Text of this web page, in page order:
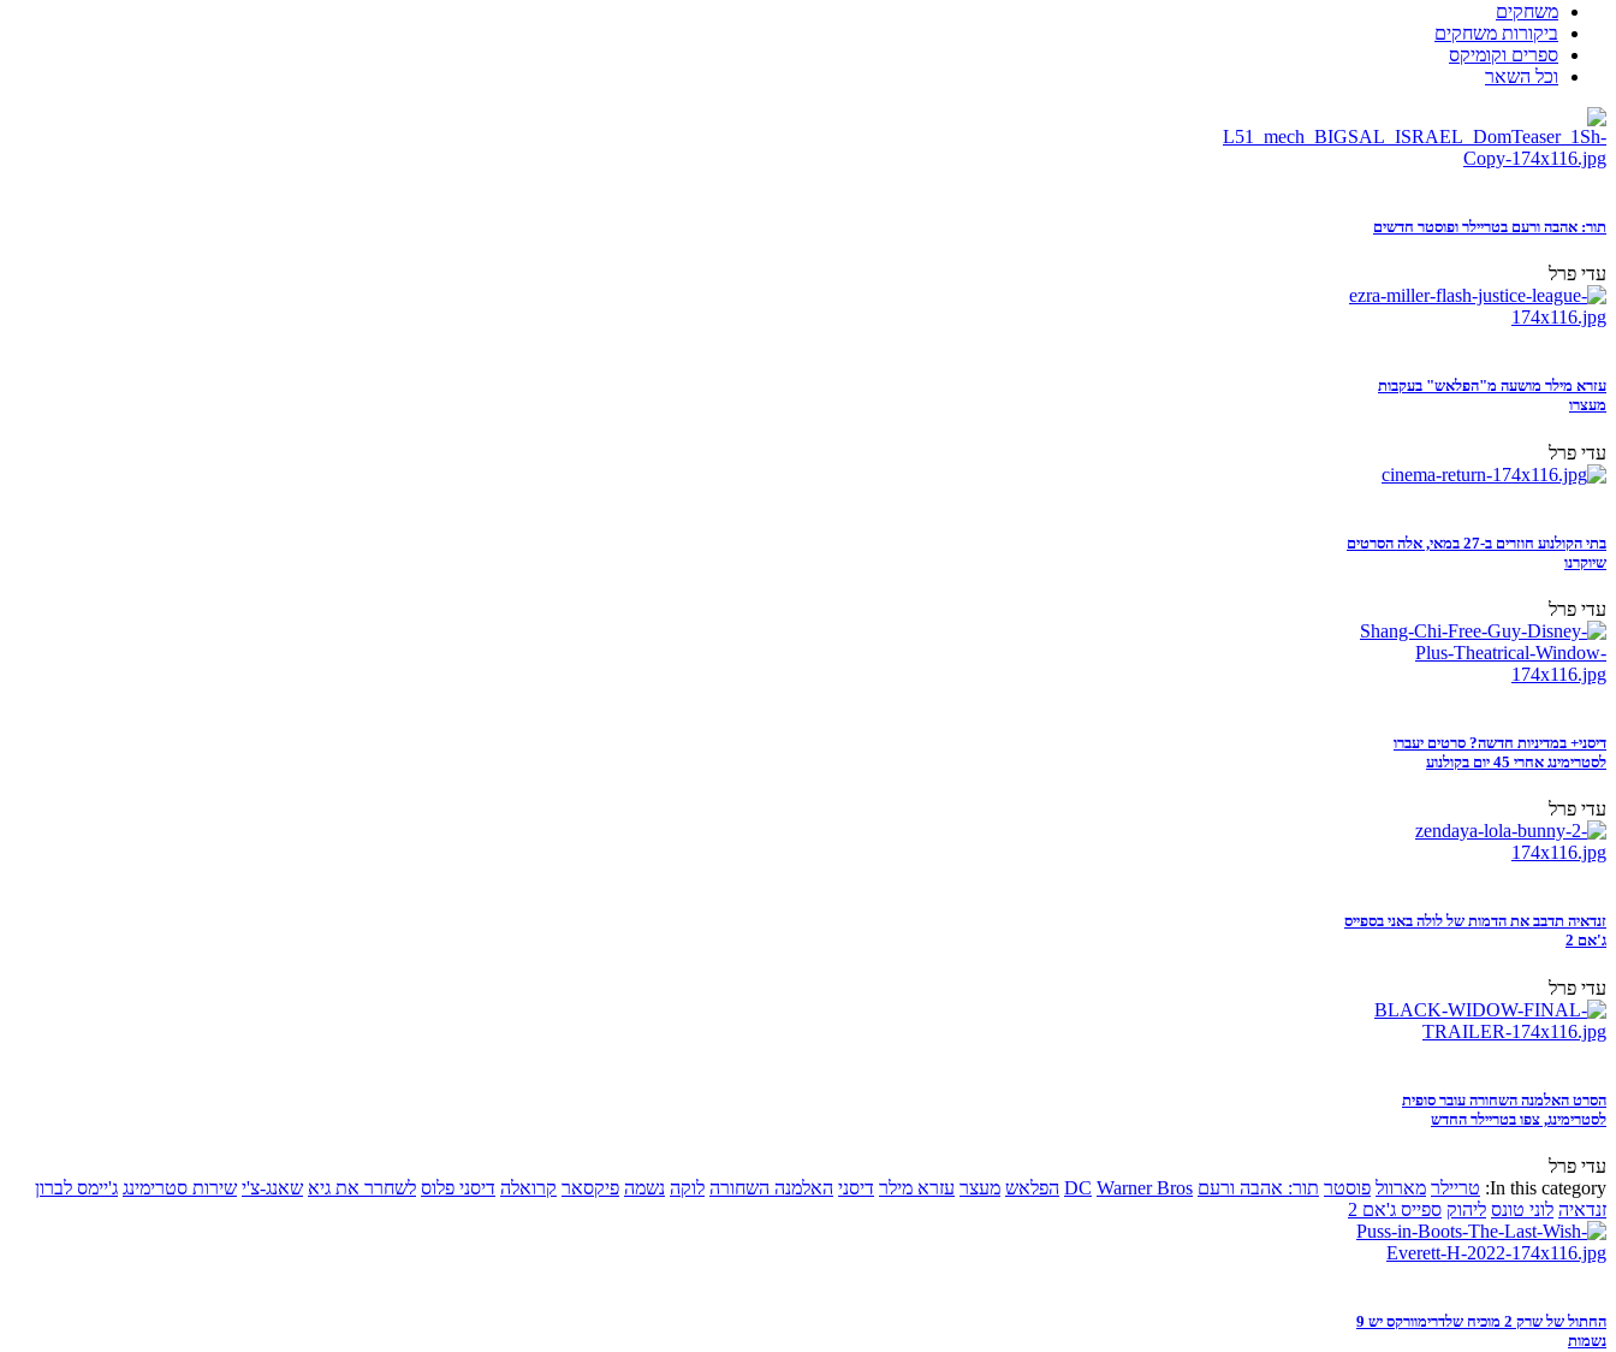
משחקים
ביקורות משחקים
ספרים וקומיקס
וכל השאר
תור: אהבה ורעם בטריילר ופוסטר חדשים
עדי פרל
עזרא מילר מושעה מ"הפלאש" בעקבות
מעצרו
עדי פרל
בתי הקולנוע חוזרים ב-27 במאי, אלה הסרטים
שיוקרנו
עדי פרל
דיסני+ במדיניות חדשה? סרטים יעברו
לסטרימינג אחרי 45 יום בקולנוע
עדי פרל
זנדאיה תדבב את הדמות של לולה באני בספייס
ג'אם 2
עדי פרל
הסרט האלמנה השחורה עובר סופית
לסטרימינג, צפו בטריילר החדש
עדי פרל
In this category: טריילר מארוול פוסטר תור: אהבה ורעם DC Warner Bros הפלאש מעצר עזרא מילר דיסני האלמנה השחורה לוקה נשמה פיקסאר קרואלה דיסני פלוס לשחרר את גיא שאנג-צ'י שירות סטרימינג ג'יימס לברון
זנדאיה לוני טונס ליהוק ספייס ג'אם 2
החתול של שרק 2 מוכיח שלדרימוורקס יש 9
נשמות